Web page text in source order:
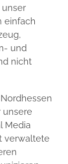
einfach
und
nicht
unsere
Media
verwaltete